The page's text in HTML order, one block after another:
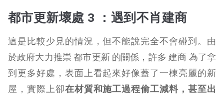
都市更新壞處 3 ： 遇到不肖建商
這是比較少見的情況，但不能說完全不會碰到。由
於政府大力推崇 都市更新 的關係，許多 建商 為了拿
到更多好處，表面上看起來好像蓋了一棟亮麗的新
屋，實際上卻在材質和施工過程偷工減料，甚至出